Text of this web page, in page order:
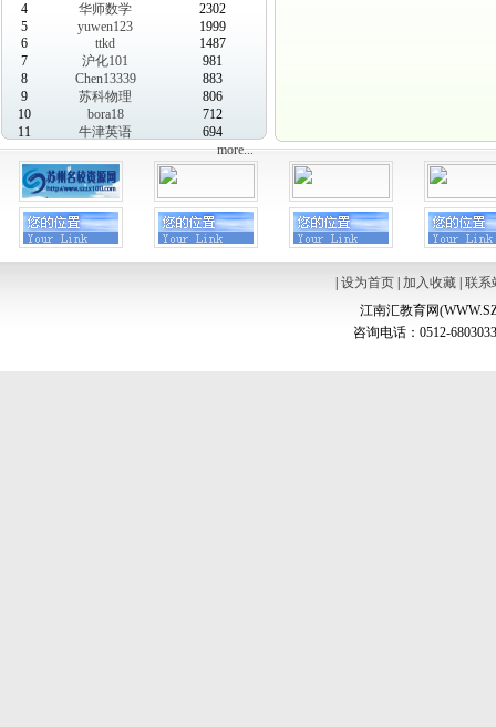
4
华师数学
2302
5
yuwen123
1999
6
ttkd
1487
7
沪化101
981
8
Chen13339
883
9
苏科物理
806
10
bora18
712
11
牛津英语
694
more...
设为首页| 加入收藏| 联系
江南汇教育网
咨询电话：0512-